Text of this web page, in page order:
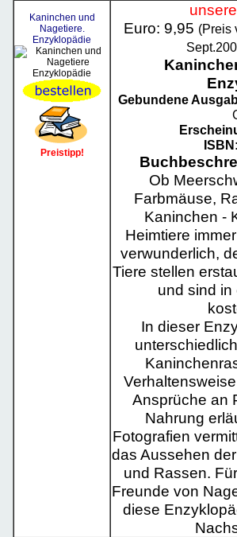
Kaninchen und
Nagetiere.
Enzyklopädie
Preistipp!
Euro: 9,95 (Preis
Gebundene
Ob
Farbmäuse,
Kaninchen -
Heimtiere
verwunderlich,
Tiere stellen
und sind in
In dieser
Ansprüche an
Nahrung
Fotografien
das Aussehen
und Rassen.
Freunde von
diese